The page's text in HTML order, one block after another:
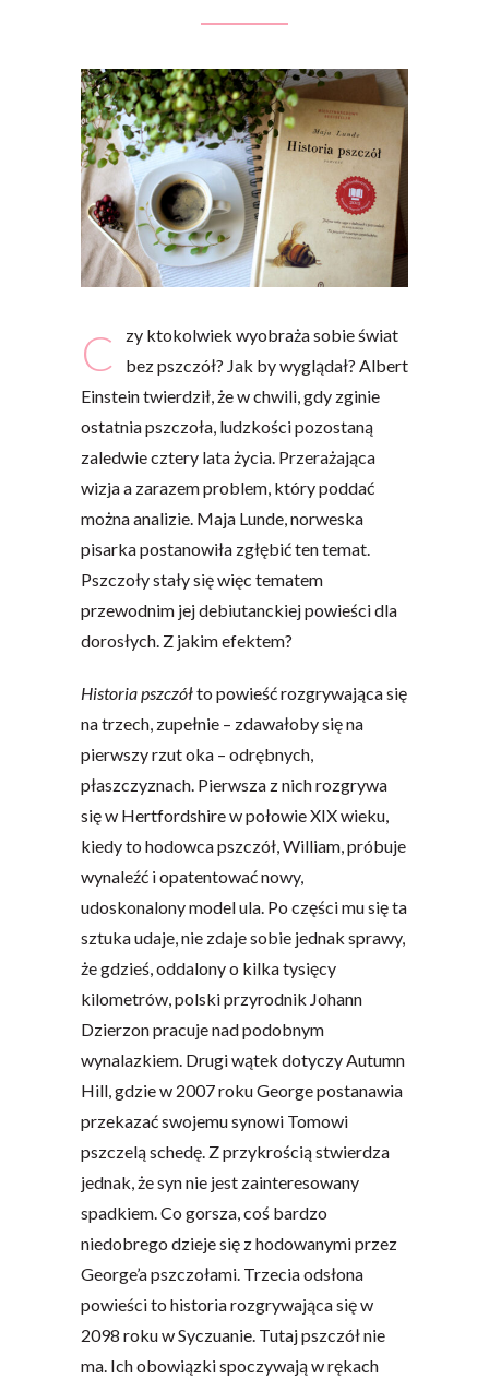
Czy ktokolwiek wyobraża sobie świat
bez pszczół? Jak by wyglądał? Albert
Einstein twierdził, że w chwili, gdy zginie
ostatnia pszczoła, ludzkości pozostaną
zaledwie cztery lata życia. Przerażająca
wizja a zarazem problem, który poddać
można analizie. Maja Lunde, norweska
pisarka postanowiła zgłębić ten temat.
Pszczoły stały się więc tematem
przewodnim jej debiutanckiej powieści dla
dorosłych. Z jakim efektem?
Historia pszczółto powieść rozgrywająca się
na trzech, zupełnie – zdawałoby się na
pierwszy rzut oka – odrębnych,
płaszczyznach. Pierwsza z nich rozgrywa
się w Hertfordshire w połowie XIX wieku,
kiedy to hodowca pszczół, William, próbuje
wynaleźć i opatentować nowy,
udoskonalony model ula. Po części mu się ta
sztuka udaje, nie zdaje sobie jednak sprawy,
że gdzieś, oddalony o kilka tysięcy
kilometrów, polski przyrodnik Johann
Dzierzon pracuje nad podobnym
wynalazkiem. Drugi wątek dotyczy Autumn
Hill, gdzie w 2007 roku George postanawia
przekazać swojemu synowi Tomowi
pszczelą schedę. Z przykrością stwierdza
jednak, że syn nie jest zainteresowany
spadkiem. Co gorsza, coś bardzo
niedobrego dzieje się z hodowanymi przez
George’a pszczołami. Trzecia odsłona
powieści to historia rozgrywająca się w
2098 roku w Syczuanie. Tutaj pszczół nie
ma. Ich obowiązki spoczywają w rękach